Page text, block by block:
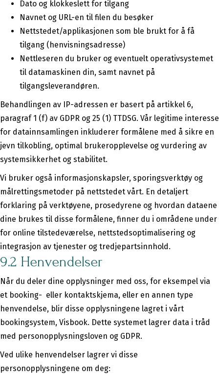
Dato og klokkeslett for tilgang
Navnet og URL-en til filen du besøker
Nettstedet/applikasjonen som ble brukt for å få
tilgang (henvisningsadresse)
Nettleseren du bruker og eventuelt operativsystemet
til datamaskinen din, samt navnet på
tilgangsleverandøren.
Behandlingen av IP-adressen er basert på artikkel 6,
paragraf 1 (f) av GDPR og 25 (1) TTDSG. Vår legitime interesse
for datainnsamlingen inkluderer formålene med å sikre en
jevn tilkobling, optimal brukeropplevelse og vurdering av
systemsikkerhet og stabilitet.
Vi bruker også informasjonskapsler, sporingsverktøy og
målrettingsmetoder på nettstedet vårt. En detaljert
forklaring på verktøyene, prosedyrene og hvordan dataene
dine brukes til disse formålene, finner du i områdene under
for online tilstedeværelse, nettstedsoptimalisering og
integrasjon av tjenester og tredjepartsinnhold.
9.2 Henvendelser
Når du deler dine opplysninger med oss, for eksempel via
et booking- eller kontaktskjema, eller en annen type
henvendelse, blir disse opplysningene lagret i vårt
bookingsystem, Visbook. Dette systemet lagrer data i tråd
med personopplysningsloven og GDPR.
Ved ulike henvendelser lagrer vi disse
personopplysningene om deg: